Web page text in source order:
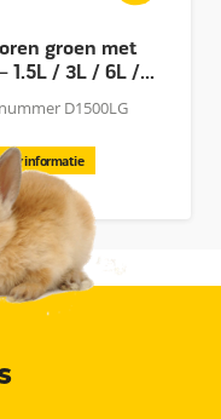
groen met
1.5L / 3L / 6L /...
D1500LG
informatie